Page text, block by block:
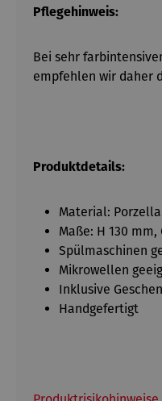
Pflegehinweis:
Bei sehr
empfehlen wir daher
Produktdetails:
Material:
Maße: H 130
Spülmaschinen
Mikrowellen
Inklusive
Handgefertigt